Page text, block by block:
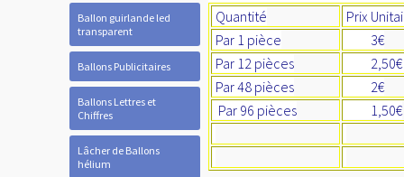
Ballon guirlande led
transparent
Ballons Publicitaires
Ballons Lettres et
Chiffres
Lâcher de Ballons
hélium
Quantité
Prix
Par 1 pièce
3€
Par 12 pièces
Par 48 pièces
2€
Par 96 pièces
1,50€